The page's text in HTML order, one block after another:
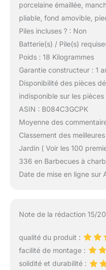
porcelaine émaillée,
pliable, fond amovible,
Piles incluses ? : Non
Batterie(s) / Pile(s)
Poids : 18 Kilogrammes
Garantie constructeur : 1
Disponibilité des pièces
indisponible sur les
ASIN : B084C3GCPK
Moyenne des
Classement des
Jardin ( Voir les 100
336 en Barbecues à
Date de mise en ligne sur
Note de la rédaction 15/20
qualité du produit :
facilité de montage :
solidité et durabilité :